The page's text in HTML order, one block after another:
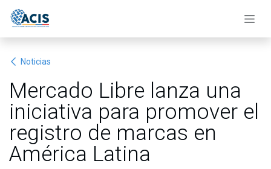
Noticias
Mercado Libre lanza una
iniciativa para promover el
registro de marcas en
América Latina